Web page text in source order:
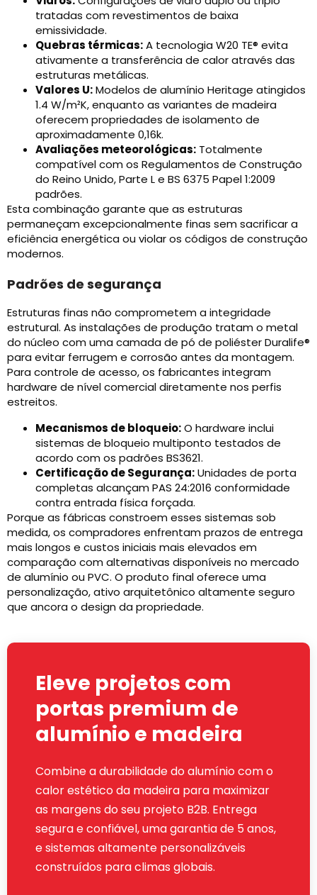
tratadas com revestimentos de baixa
emissividade.
Quebras térmicas:A tecnologia W20 TE® evita
ativamente a transferência de calor através das
estruturas metálicas.
Valores U:Modelos de alumínio Heritage atingidos
1.4 W/m²K, enquanto as variantes de madeira
oferecem propriedades de isolamento de
aproximadamente 0,16k.
Avaliações meteorológicas: Totalmente
compatível com os Regulamentos de Construção
do Reino Unido, Parte L e BS 6375 Papel 1:2009
padrões.
Esta combinação garante que as estruturas
permaneçam excepcionalmente finas sem sacrificar a
eficiência energética ou violar os códigos de construção
modernos.
Padrões de segurança
Estruturas finas não comprometem a integridade
estrutural. As instalações de produção tratam o metal
do núcleo com uma camada de pó de poliéster Duralife®
para evitar ferrugem e corrosão antes da montagem.
Para controle de acesso, os fabricantes integram
hardware de nível comercial diretamente nos perfis
estreitos.
Mecanismos de bloqueio:O hardware inclui
sistemas de bloqueio multiponto testados de
acordo com os padrões BS3621.
Certificação de Segurança:Unidades de porta
completas alcançam PAS 24:2016 conformidade
contra entrada física forçada.
Porque as fábricas constroem esses sistemas sob
medida, os compradores enfrentam prazos de entrega
mais longos e custos iniciais mais elevados em
comparação com alternativas disponíveis no mercado
de alumínio ou PVC. O produto final oferece uma
personalização, ativo arquitetônico altamente seguro
que ancora o design da propriedade.
Eleve projetos com
portas premium de
alumínio e madeira
Combine a durabilidade do alumínio com o
calor estético da madeira para maximizar
as margens do seu projeto B2B. Entrega
segura e confiável, uma garantia de 5 anos,
e sistemas altamente personalizáveis ​​
construídos para climas globais.